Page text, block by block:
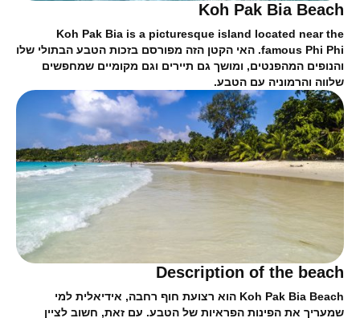
Koh Pak Bia Beach
Koh Pak Bia is a picturesque island located near the
famous Phi Phi. האי הקטן הזה מפורסם בזכות הטבע הבתולי שלו
והנופים המהפנטים, ומושך גם תיירים וגם מקומיים שמחפשים
שלווה והרמוניה עם הטבע.
Description of the beach
Koh Pak Bia Beach הוא רצועת חוף רחבה, אידיאלית למי
שמעריך את הפינות הפראיות של הטבע. עם זאת, חשוב לציין